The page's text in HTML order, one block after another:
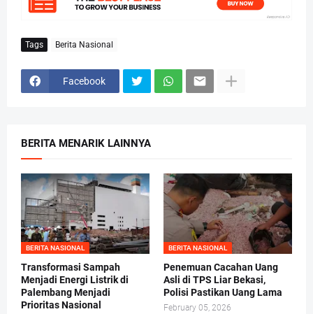
Tags Berita Nasional
Facebook
BERITA MENARIK LAINNYA
BERITA NASIONAL
Transformasi Sampah
Menjadi Energi Listrik di
Palembang Menjadi
Prioritas Nasional
BERITA NASIONAL
Penemuan Cacahan Uang
Asli di TPS Liar Bekasi,
Polisi Pastikan Uang Lama
February 05, 2026